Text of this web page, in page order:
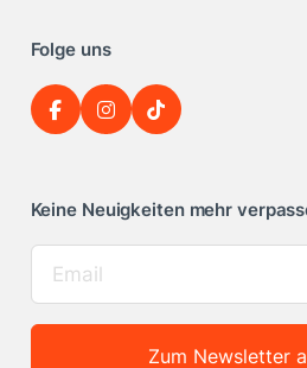
Folge uns
Keine Neuigkeiten mehr
Zum Newsletter